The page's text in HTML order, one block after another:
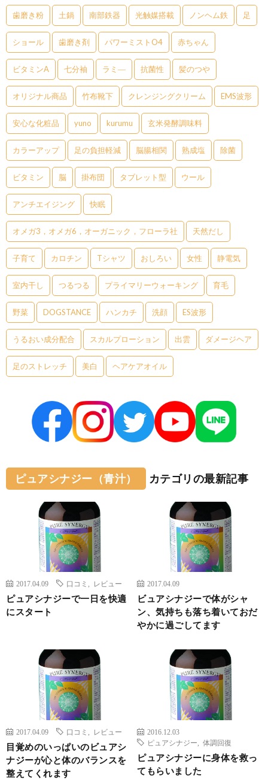
歯磨き粉 土鍋 南部鉄器 光触媒搭載 ノンヘム鉄 足
ショール 歯磨き剤 パワーミストO4 赤ちゃん
ビタミンA 七分袖 ラミ― 抗菌性 髪のつや
オリジナル商品 竹布靴下 クレンジングクリーム EMS波形
安心な化粧品 yuno kurumu 玄米発酵調味料
カラーアップ 足の負担軽減 脳腸相関 熟成塩 除菌
ビタミン 脳 掛布団 タブレット型 ウール
アンチエイジング 快眠
オメガ3，オメガ6，オーガニック，フローラ社 天然だし
子育て カロチン Tシャツ おしろい 女性 静電気
室内干し つるつる プライマリーウォーキング 育毛
野菜 DOGSTANCE ハンカチ 洗顔 ES波形
うるおい成分配合 スカルプローション 出雲 ダメージヘア
足のストレッチ 美白 ヘアケアオイル
ピュアシナジー（青汁） カテゴリの最新記事
2017.04.09 口コミ レビュー
ピュアシナジーで一日を快適
にスタート
2017.04.09
ビュアシナジーで体がシャ
ン、気持ちも落ち着いておだ
やかに過ごしてます
2017.04.09 口コミ レビュー
目覚めのいっぱいのビュアシ
ナジーが心と体のバランスを
整えてくれます
2016.12.03
ピュアシナジー
体調回復
ピュアシナジーに身体を救っ
てもらいました